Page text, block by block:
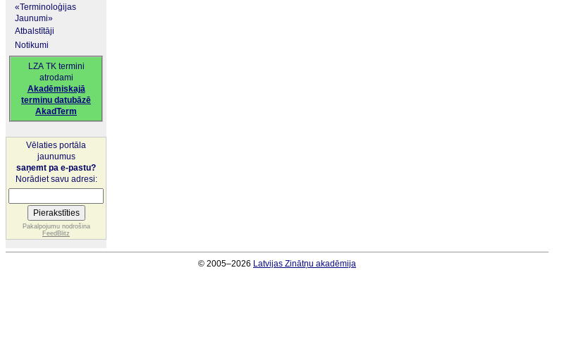
«Terminoloģijas
Jaunumi»
Atbalstītāji
Notikumi
LZA TK termini
atrodami
Akadēmiskajā
terminu datubāzē
AkadTerm
Vēlaties portāla
jaunumus
saņemt pa e-pastu?
Norādiet savu adresi:
Pakalpojumu nodrošina
FeedBlitz
© 2005–2026 Latvijas Zinātņu akadēmija